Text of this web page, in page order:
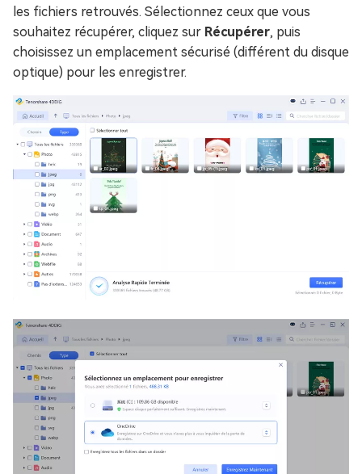
les fichiers retrouvés. Sélectionnez ceux que vous
souhaitez récupérer, cliquez sur Récupérer, puis
choisissez un emplacement sécurisé (différent du disque
optique) pour les enregistrer.